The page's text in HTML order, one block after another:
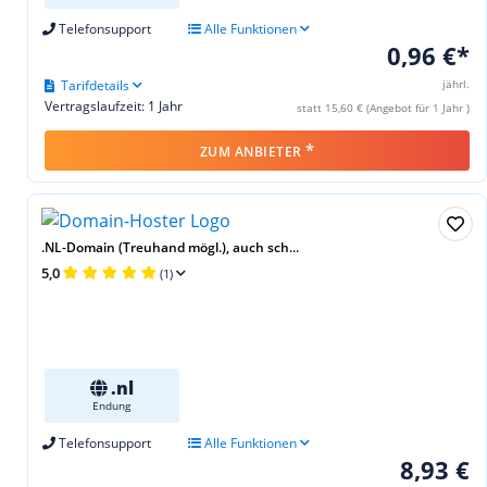
Telefonsupport Alle Funktionen
0,96 €*
jährl.
statt 15,60 € (Angebot für 1 Jahr )
Vertragslaufzeit: 1 Jahr
Tarifdetails
ZUM ANBIETER *
.NL-Domain (Treuhand mögl.), auch sch...
5,0 (1)
.nl
Endung
Telefonsupport Alle Funktionen
8,93 €